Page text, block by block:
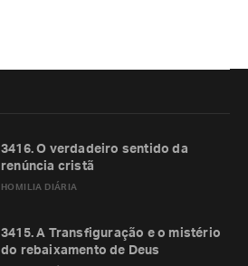
HOMILIA DIÁRIA
3416. O verdadeiro sentido da
renúncia cristã
3415. A Transfiguração e o mistério
do rebaixamento de Deus